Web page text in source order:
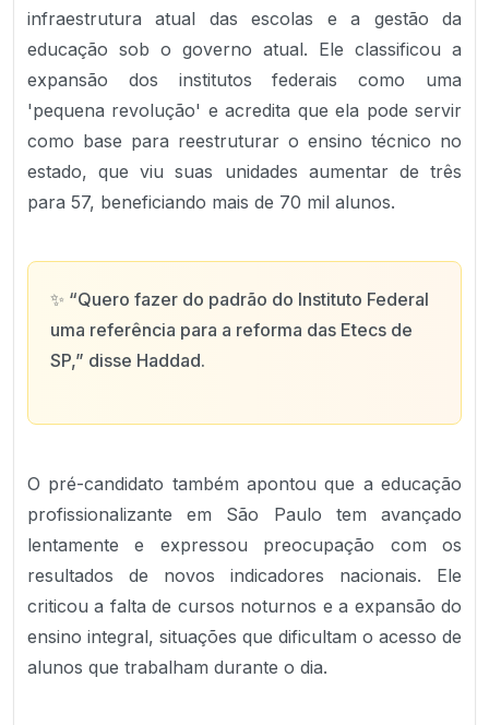
infraestrutura atual das escolas e a gestão da
educação sob o governo atual. Ele classificou a
expansão dos institutos federais como uma
'pequena revolução' e acredita que ela pode servir
como base para reestruturar o ensino técnico no
estado, que viu suas unidades aumentar de três
para 57, beneficiando mais de 70 mil alunos.
✨ “Quero fazer do padrão do Instituto Federal
uma referência para a reforma das Etecs de
SP,” disse Haddad.
O pré-candidato também apontou que a educação
profissionalizante em São Paulo tem avançado
lentamente e expressou preocupação com os
resultados de novos indicadores nacionais. Ele
criticou a falta de cursos noturnos e a expansão do
ensino integral, situações que dificultam o acesso de
alunos que trabalham durante o dia.